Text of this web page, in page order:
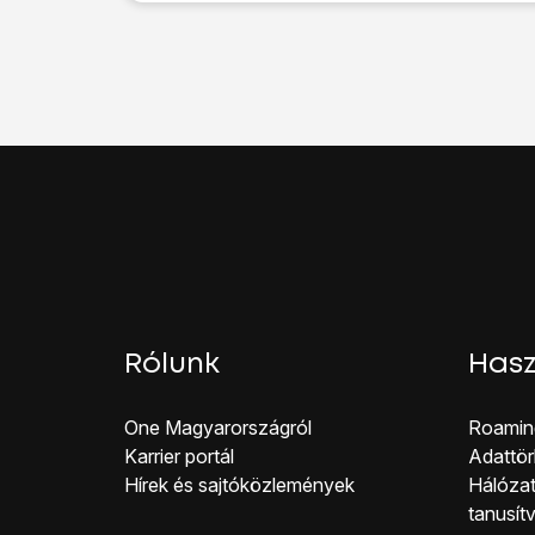
Válaszd a
Rólunk
One Magyar országról
Karrier portál
Hírek és sajtóközlemények